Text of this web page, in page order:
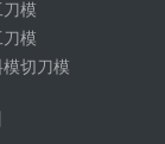
模
模
切刀模